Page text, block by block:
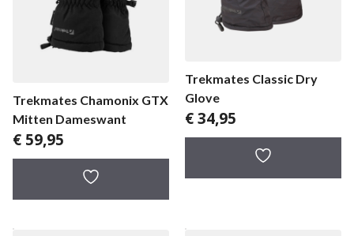
Trekmates Chamonix GTX
Mitten Dameswant
€ 59,95
Trekmates Classic Dry
Glove
€34,95